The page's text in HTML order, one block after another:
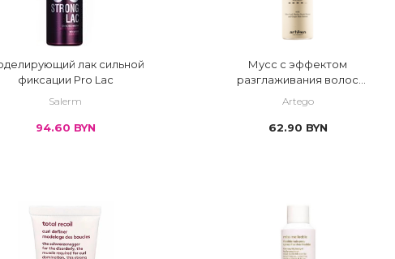
разглаживание
лак сильной
фиксации Pro Lac
Salerm
94.60 BYN
Мусс с эффектом
разглаживания волос
Artego
62.90 BYN